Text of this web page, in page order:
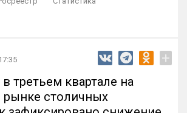
+
третьем квартале на
рынке столичных